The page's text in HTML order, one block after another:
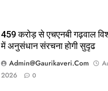
459 करोड़ से एचएनबी गढ़वाल
में अनुसंधान संरचना होगी सुदृढ
Admin@gaurikaveri.com
2026
0